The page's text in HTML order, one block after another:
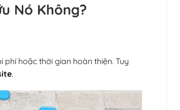
Nó Không?
hoặc thời gian hoàn thiện. Tuy
.